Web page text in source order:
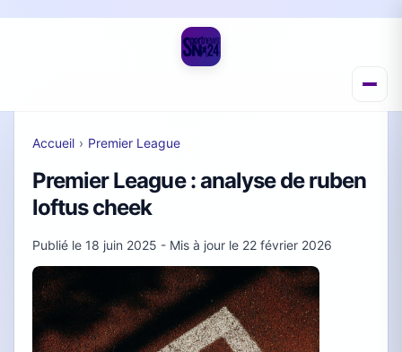
Accueil › Premier League
Premier League : analyse de ruben
loftus cheek
Publié le 18 juin 2025 - Mis à jour le 22 février 2026